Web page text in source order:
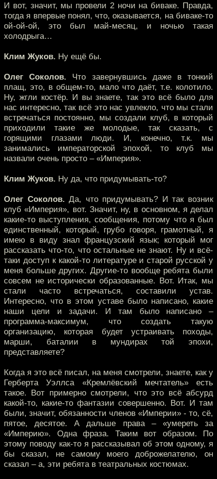
И вот, значит, мы провели 2 ночи на биваке. Правда,
тогда я впервые понял, что, оказывается, на биваке-то
ой-ой-ой, это был май-месяц, и ночью такая
холодрыга…
Клим Жуков. Ну ещё бы.
Олег Соколов. Что завернувшись даже в тонкий
плащ, это, в общем-то, мало что даёт, т.е. колотило.
Ну, жгли костёр. И вы знаете, так это всё было для
нас интересно, так всё это нас увлекло, что мы стали
встречаться постоянно, мы создали клуб, в который
приходили такие же молодые, так сказать, с
горящими глазами люди. И, конечно, т.к. мы
занимались императорской эпохой, то клуб мы
назвали очень просто – «Империя».
Клим Жуков. Ну да, что придумывать-то?
Олег Соколов. Да, что придумывать? И так возник
клуб «Империя», вот. Значит, ну, в основном, я делал
какие-то выступления, сообщения, потому что я был
единственный, который, грубо говоря, грамотный, я
имею в виду знал французский язык; который мог
рассказать что-то, что остальные не знают. Ну и всё-
таки доступ к какой-то литературе и старой русской у
меня больше других. Другие-то вообще ребята были
совсем не исторически образованные. Вот. Итак, мы
стали часто встречаться, составили устав.
Интересно, что в этом уставе было написано, какие
наши цели и задачи. И там было написано –
программа-максимум, что создать такую
организацию, которая будет устраивать походы,
марши, баталии в мундирах той эпохи,
представляете?
Когда я это всё писал, на меня смотрели, знаете, как у
Герберта Уэллса «Кремлёвский мечтатель» есть
такое. Вот примерно смотрели, что это всё абсурд
какой-то, какие-то фантазии совершенно. Вот. И там
были, значит, обязанности членов «Империи» - то, сё,
пятое, десятое. А дальше права – «умереть за
«Империю». Одна фраза. Таким вот образом. По
этому поводу как-то я рассказывал об этом одному, я
бы сказал, не самому моего доброжелателю, он
сказал – а, эти ребята в театральных костюмах.